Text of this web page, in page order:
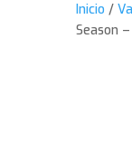
Inicio /
Season